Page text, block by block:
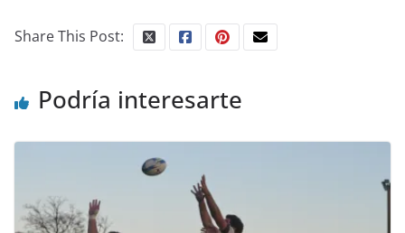
Share This Post:
Podría interesarte